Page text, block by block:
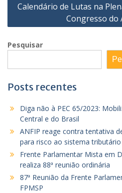
Calendário de Lutas na
Congresso do
Pesquisar
Posts recentes
Diga não à PEC 65/2023:
Central e do Brasil
ANFIP reage contra tentativa
para risco ao sistema tributário
Frente Parlamentar Mista em
realiza 88ª reunião ordinária
87ª Reunião da Frente
FPMSP